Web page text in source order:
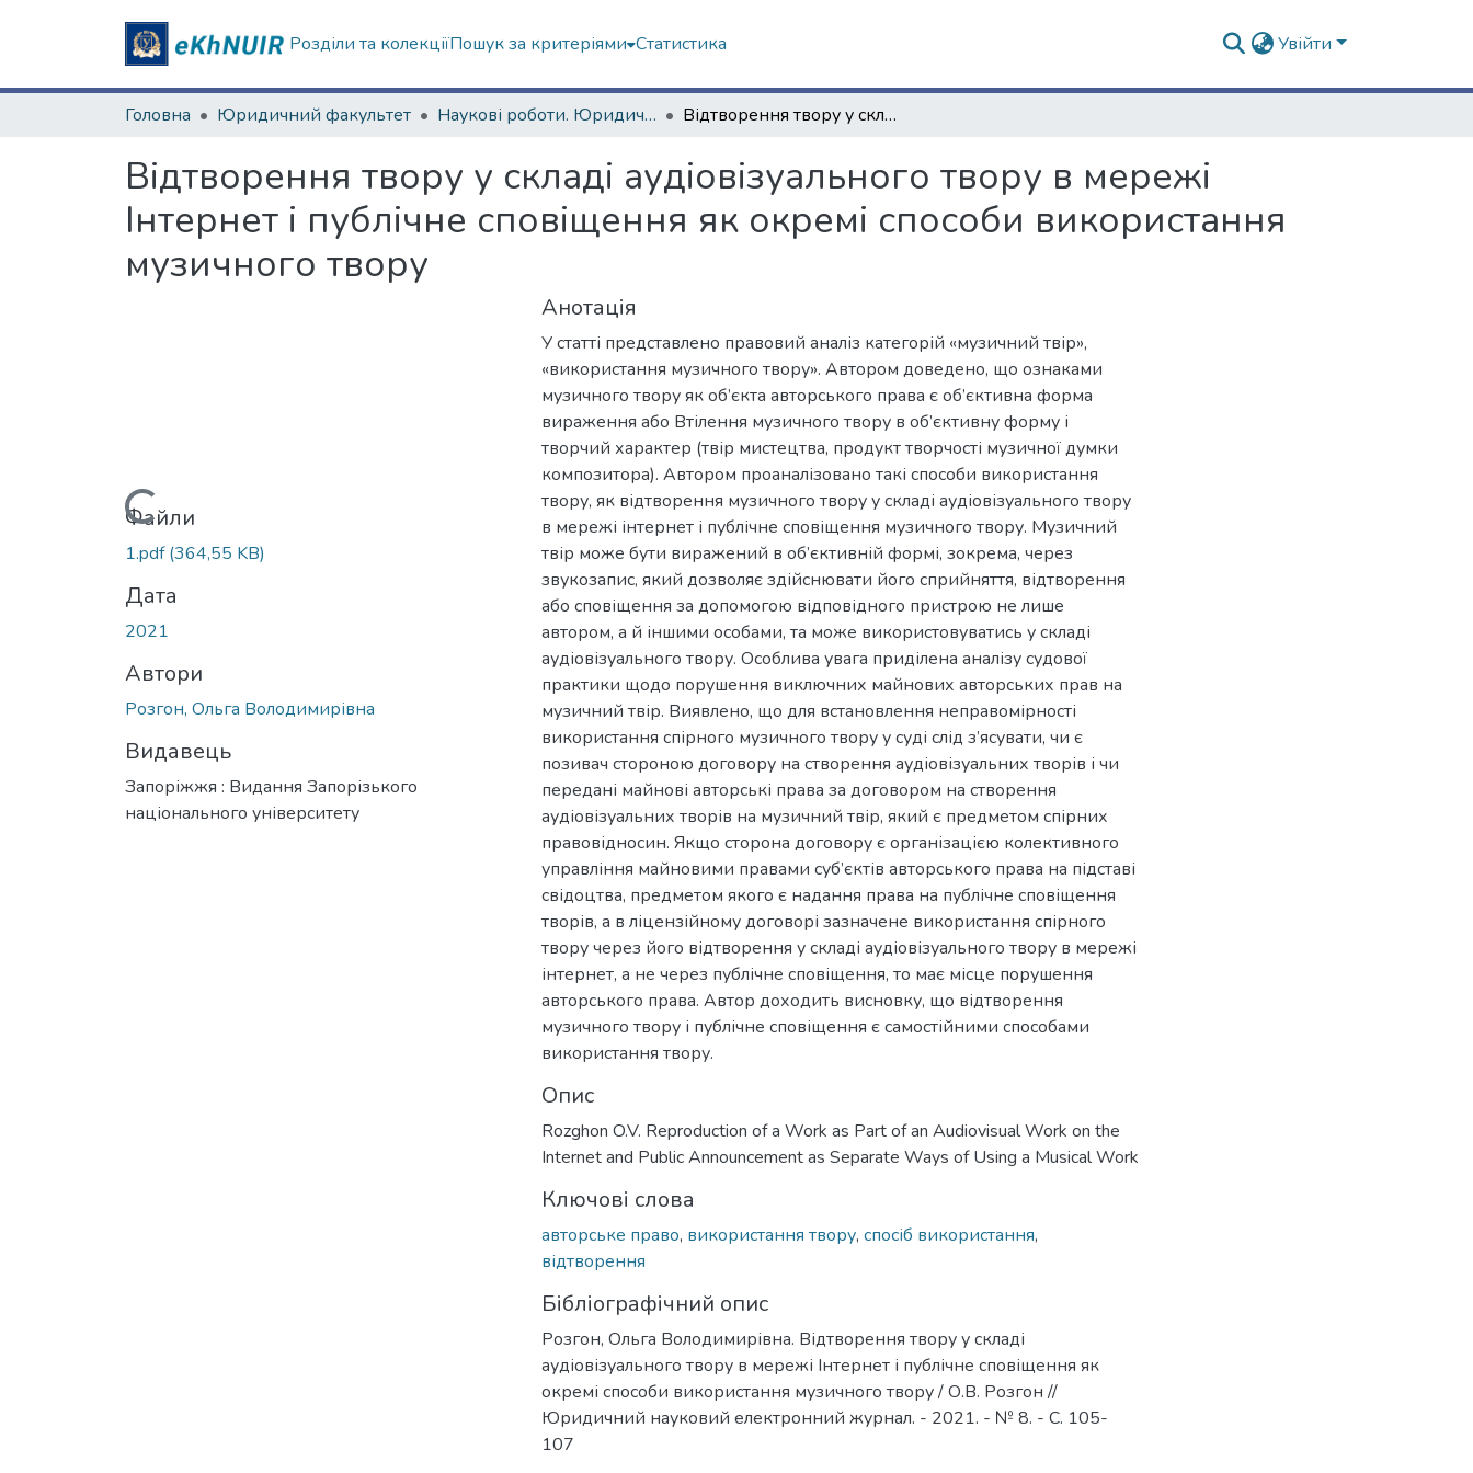
Розділи та колекціїПошук за критеріями Статистика Увійти
Головна Юридичний факультет Наукові роботи. Юридичний факультет Відтворення твору у складі аудіовізуального твору в мережі Інтернет і публічне сповіщення як окремі способи використання музичного твору
Відтворення твору у складі аудіовізуального твору в мережі
Інтернет і публічне сповіщення як окремі способи використання
музичного твору
Вантажиться...Файли
1.pdf(364,55 KB)
Дата
2021
Автори
Розгон, Ольга Володимирівна
Видавець
Запоріжжя : Видання Запорізького
національного університету
Анотація
У статті представлено правовий аналіз категорій «музичний твір»,
«використання музичного твору». Автором доведено, що ознаками
музичного твору як об’єкта авторського права є об’єктивна форма
вираження або Втілення музичного твору в об’єктивну форму і
творчий характер (твір мистецтва, продукт творчості музичної думки
композитора). Автором проаналізовано такі способи використання
твору, як відтворення музичного твору у складі аудіовізуального твору
в мережі інтернет і публічне сповіщення музичного твору. Музичний
твір може бути виражений в об’єктивній формі, зокрема, через
звукозапис, який дозволяє здійснювати його сприйняття, відтворення
або сповіщення за допомогою відповідного пристрою не лише
автором, а й іншими особами, та може використовуватись у складі
аудіовізуального твору. Особлива увага приділена аналізу судової
практики щодо порушення виключних майнових авторських прав на
музичний твір. Виявлено, що для встановлення неправомірності
використання спірного музичного твору у суді слід з’ясувати, чи є
позивач стороною договору на створення аудіовізуальних творів і чи
передані майнові авторські права за договором на створення
аудіовізуальних творів на музичний твір, який є предметом спірних
правовідносин. Якщо сторона договору є організацією колективного
управління майновими правами суб’єктів авторського права на підставі
свідоцтва, предметом якого є надання права на публічне сповіщення
творів, а в ліцензійному договорі зазначене використання спірного
твору через його відтворення у складі аудіовізуального твору в мережі
інтернет, а не через публічне сповіщення, то має місце порушення
авторського права. Автор доходить висновку, що відтворення
музичного твору і публічне сповіщення є самостійними способами
використання твору.
Опис
Rozghon O.V. Reproduction of a Work as Part of an Audiovisual Work on the
Internet and Public Announcement as Separate Ways of Using a Musical Work
Ключові слова
авторське право, використання твору, спосіб використання,
відтворення
Бібліографічний опис
Розгон, Ольга Володимирівна. Відтворення твору у складі
аудіовізуального твору в мережі Інтернет і публічне сповіщення як
окремі способи використання музичного твору / О.В. Розгон //
Юридичний науковий електронний журнал. - 2021. - № 8. - С. 105-
107